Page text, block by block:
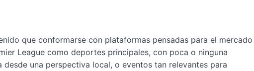
que conformarse con plataformas pensadas para el mercado
League como deportes principales, con poca o ninguna
una perspectiva local, o eventos tan relevantes para